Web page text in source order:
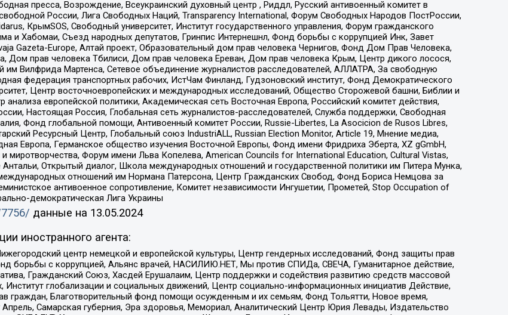
пресса, Возрождение, Всеукраинский духовный центр , Риддл, Русский антивоенный комитет в
России, Лига Свободных Наций, Transparеncy International, Форум Свободных Народов ПостРоссии,
КрымSOS, Свободный университет, Институт государственного управления, Форум гражданского
и Хабомаи, Съезд народных депутатов, Гринпис Интернешнл, Фонд борьбы с коррупцией Инк, Завет
Gazeta-Europe, Алтай проект, Образовательный дом прав человека Чернигов, Фонд Дом Прав Человека,
Дом прав человека Тбилиси, Дом прав человека Ереван, Дом прав человека Крым, Центр дикого лосося,
Вилфрида Мартенса, Сетевое объединение журналистов расследователей, АЛЛАТРА, За свободную
федерация транспортных рабочих, ИстЧам Финланд, Гудзоновский институт, Фонд Демократического
Центр восточноевропейских и международных исследований, Общество Сторожевой башни, Библии и
европейской политики, Академическая сеть Восточная Европа, Российский комитет действия,
Настоящая Россия, Глобальная сеть журналистов-расследователей, Служба поддержки, Свободная
Фонд глобальной помощи, Антивоенный комитет России, Russie-Libertes, La Asocicion de Rusos Libres,
Ресурсный Центр, Глобальный союз IndustriALL, Russian Election Monitor, Article 19, Мнение медиа,
Европа, Германское общество изучения Восточной Европы, Фонд имени Фридриха Эберта, XZ gGmbH,
Форум имени Льва Копелева, American Councils for International Education, Cultural Vistas,
Открытый диалог, Школа международных отношений и государственной политики им Питера Мунка,
отношений им Нормана Патерсона, Центр Гражданских Свобод, Фонд Бориса Немцова за
антивоенное сопротивление, Комитет независимости Ингушетии, Прометей, Stop Occupation of
демократическая Лига Украины
данные на 13.05.2024
иностранного агента:
центр немецкой и европейской культуры, Центр гендерных исследований, Фонд защиты прав
борьбы с коррупцией, Альянс врачей, НАСИЛИЮ.НЕТ, Мы против СПИДа, СВЕЧА, Гуманитарное действие,
Гражданский Союз, Хасдей Ерушалаим, Центр поддержки и содействия развитию средств массовой
глобализации и социальных движений, Центр социально-информационных инициатив Действие,
граждан, Благотворительный фонд помощи осужденным и их семьям, Фонд Тольятти, Новое время,
Самарская губерния, Эра здоровья, Мемориал, Аналитический Центр Юрия Левады, Издательство